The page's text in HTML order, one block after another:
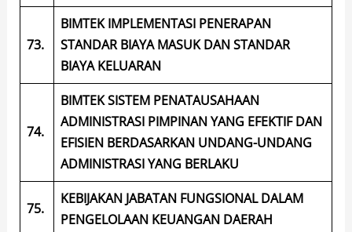
73.
BIMTEK IMPLEMENTASI PENERAPAN
STANDAR BIAYA MASUK DAN STANDAR
BIAYA KELUARAN
74.
BIMTEK SISTEM PENATAUSAHAAN
ADMINISTRASI PIMPINAN YANG EFEKTIF DAN
EFISIEN BERDASARKAN UNDANG-UNDANG
ADMINISTRASI YANG BERLAKU
75.
KEBIJAKAN JABATAN FUNGSIONAL DALAM
PENGELOLAAN KEUANGAN DAERAH